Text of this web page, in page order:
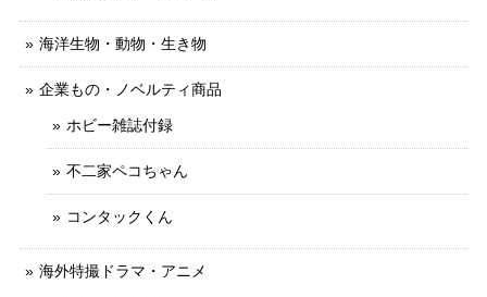
海洋生物・動物・生き物
企業もの・ノベルティ商品
ホビー雑誌付録
不二家ペコちゃん
コンタックくん
海外特撮ドラマ・アニメ